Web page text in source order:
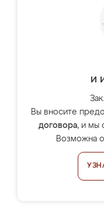
и
Вы вносите
договора, и мы
Возможна